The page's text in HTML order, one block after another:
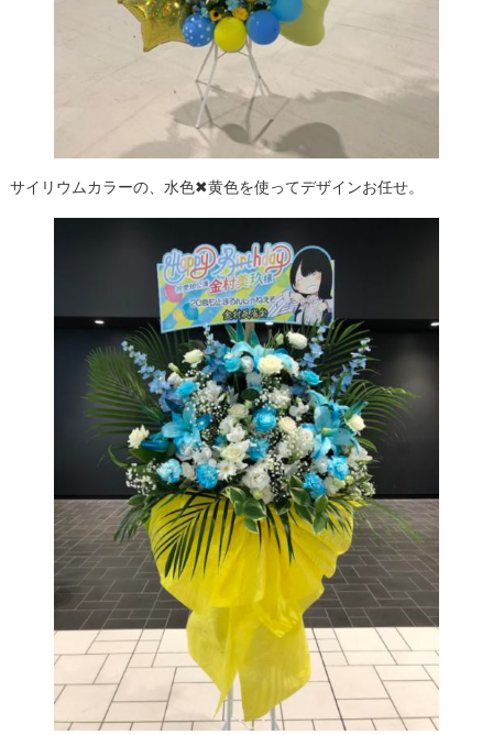
サイリウムカラーの、水色✖黄色を使ってデザインお任せ。